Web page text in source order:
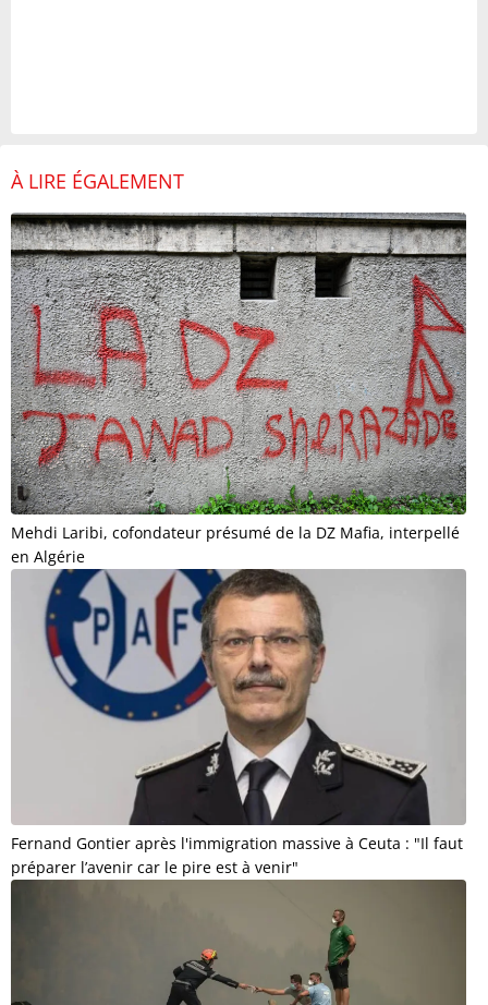
À LIRE ÉGALEMENT
Mehdi Laribi, cofondateur présumé de la DZ Mafia, interpellé
en Algérie
Fernand Gontier après l'immigration massive à Ceuta : "Il faut
préparer l’avenir car le pire est à venir"